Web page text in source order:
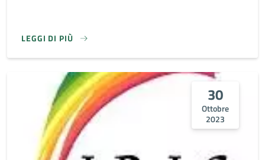
LEGGI DI PIÙ
30
Ottobre
2023